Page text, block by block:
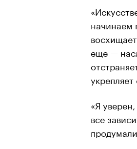
начинаем
еще —
«Я
все